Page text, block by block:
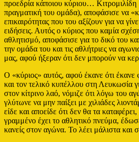
προεδρία κάποιου κύριου…
πραγματική του ομάδα), αποφάσισε να
επικαιρότητας που του αξίζουν για να
ειδήσεις. Αυτός ο κύριος που καμία
αθλητισμό, αποφάσισε για το δικό του
την ομάδα του και τις αθλήτριες να
μας, αφού ήξεραν ότι δεν μπορούν να
Ο «κύριος» αυτός, αφού έκανε ότι έκανε
και τον τελικό κυπέλλου στη Λευκωσία
στον κίτρινο λαό, νόμιζε ότι λόγω του
γλύτωνε να μην παίξει με χιλιάδες
είδε και αποείδε ότι δεν θα τα
γραμμένο έχει το αθλητικό πνεύμα,
κανείς στον αγώνα. Το λέει μάλιστα και